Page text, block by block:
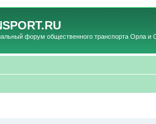
форум общественного транспорта Орла и